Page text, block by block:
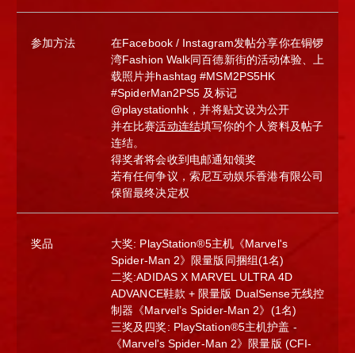
参加方法
在Facebook / Instagram发帖分享你在铜锣
湾Fashion Walk同百德新街的活动体验、上
载照片并hashtag #MSM2PS5HK
#SpiderMan2PS5 及标记
@playstationhk，并将贴文设为公开
并在比赛活动连结填写你的个人资料及帖子
连结。
得奖者将会收到电邮通知领奖
若有任何争议，索尼互动娱乐香港有限公司
保留最终决定权
奖品
大奖: PlayStation®5主机《Marvel's
Spider-Man 2》限量版同捆组(1名)
二奖:ADIDAS X MARVEL ULTRA 4D
ADVANCE鞋款 + 限量版 DualSense无线控
制器《Marvel’s Spider-Man 2》(1名)
三奖及四奖: PlayStation®5主机护盖 -
《Marvel's Spider-Man 2》限量版 (CFI-